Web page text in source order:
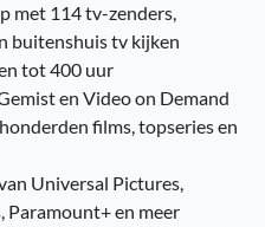
met 114 tv-zenders,
buitenshuis tv kijken
tot 400 uur
en Video on Demand
films, topseries en
Universal Pictures,
Paramount+ en meer